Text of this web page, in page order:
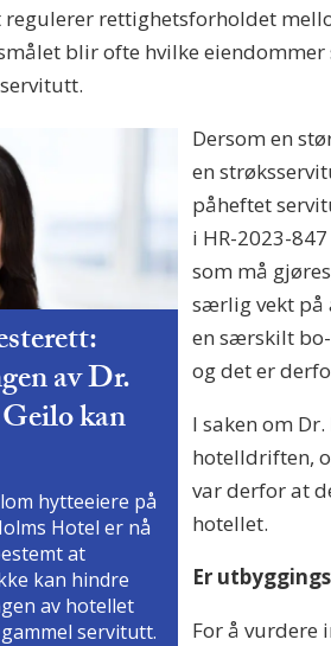
rettighetsforholdet
blir ofte hvilke
av Dr.
kan
hytteeiere på
Hotel er nå
at
kan hindre
av hotellet
servitutt.
Dersom en
en
påheftet
i HR-2023-
som må
særlig vekt på
en særskilt
og det er
I saken om
hotelldriften,
var derfor at
hotellet.
Er
For å vurdere